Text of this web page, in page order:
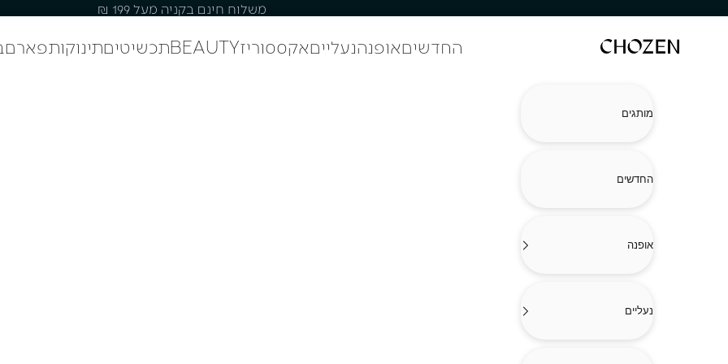
משלוח חינם בקניה מעל 199 ₪
CHOZEN החדשיםאופנהנעלייםאקססוריזBEAUTYתכשיטיםתינוקותפארם
מותגים
החדשים
אופנה
נעליים